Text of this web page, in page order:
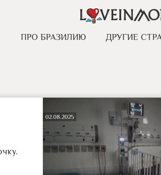
ПРО БРАЗИЛИЮ ДРУГИЕ
02.08.2025